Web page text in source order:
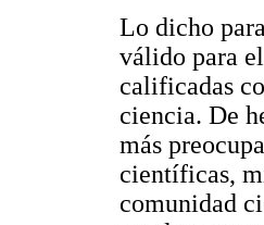
Lo dicho
válido para
calificadas
ciencia. De
más
científicas,
comunidad